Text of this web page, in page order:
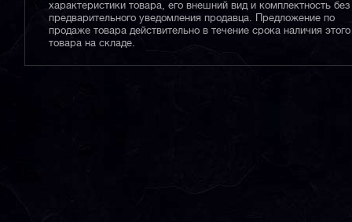
характеристики товара, его внешний вид и комплектность без
предварительного уведомления продавца. Предложение по
продаже товара действительно в течение срока наличия этого
товара на складе.